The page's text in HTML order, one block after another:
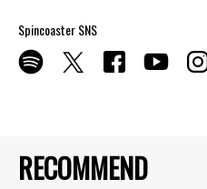
RECOMMEND
Spincoaster SNS